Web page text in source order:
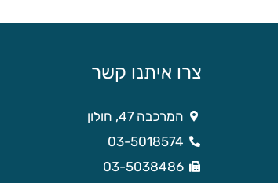
צרו איתנו קשר
המרכבה 47, חולון
03-5018574
03-5038486